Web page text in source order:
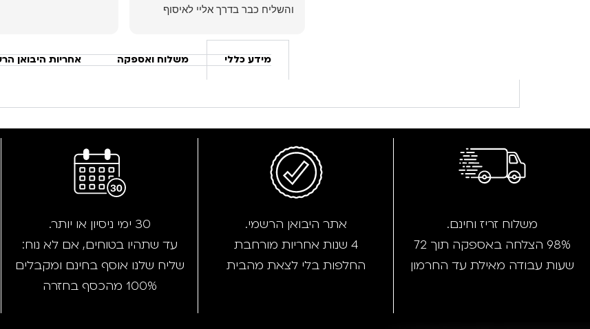
והשליח כבר בדרך אליי לאיסוף
תודה !
מידע כללי משלוח ואספקה אחריות היבואן
משלוח זריז וחינם.
98% הצלחה באספקה תוך 72
שעות עבודה מאילת עד החרמון
אתר היבואן הרשמי.
4 שנות אחריות מורחבת
החלפות בלי לצאת מהבית
30 ימי ניסיון או יותר.
עד שתהיו בטוחים, אם לא נוח:
שליח שלנו אוסף בחינם ומקבלים
100% מהכסף בחזרה